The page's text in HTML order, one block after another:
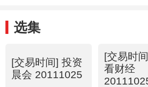
选集
[交易时间] 投资
晨会 20111025
[交易时
看财经